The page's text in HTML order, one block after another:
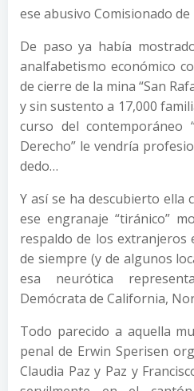
ese abusivo Comisionado de
De paso ya había
analfabetismo económico
de cierre de la mina “San
y sin sustento a 17,000
curso del contemporáneo
Derecho” le vendría
dedo…
Y así se ha descubierto ella
ese engranaje “tiránico”
respaldo de los extranjeros
de siempre (y de algunos
esa neurótica
Demócrata de California,
Todo parecido a aquella
penal de Erwin Sperisen
Claudia Paz y Paz y